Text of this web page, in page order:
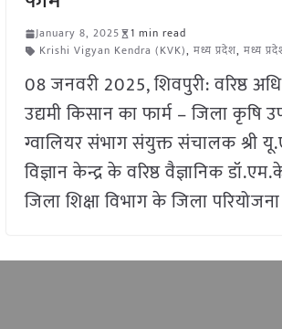
January 8, 2025
1 min read
Krishi Vigyan Kendra (KVK), मध्य प्रदेश, मध्य
08 जनवरी 2025, शिवपुरी: वरिष्ठ
उद्यमी किसान का फार्म – जिला
ग्वालियर संभाग संयुक्त संचालक श्री
विज्ञान केन्द्र के वरिष्ठ वैज्ञानिक
जिला शिक्षा विभाग के जिला